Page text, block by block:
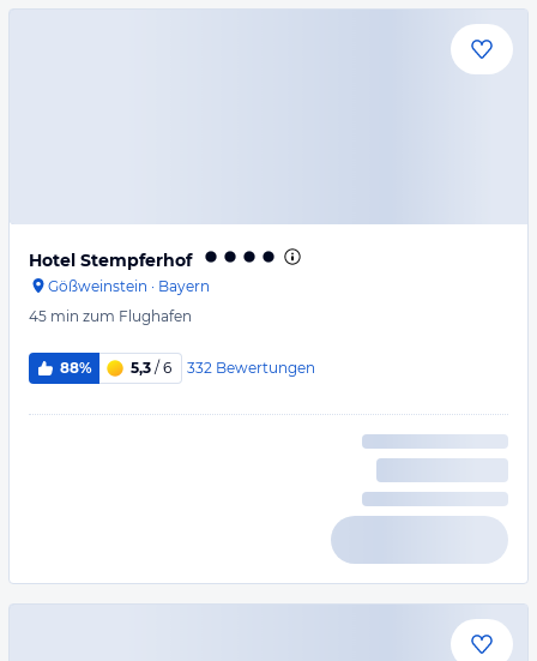
Hotel Stempferhof
Gößweinstein · Bayern
45 min zum Flughafen
88% 5,3 / 6 332 Bewertungen